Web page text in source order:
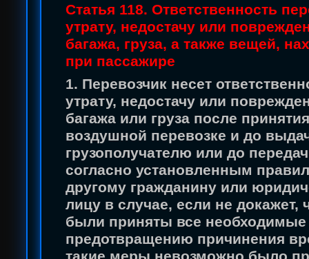
Статья 118. Ответственность
утрату, недостачу или
багажа, груза, а также вещей,
при пассажире
1. Перевозчик несет
утрату, недостачу или
багажа или груза после
воздушной перевозке и до
грузополучателю или до
согласно установленным
другому гражданину или
лицу в случае, если не докажет,
были приняты все
предотвращению причинения